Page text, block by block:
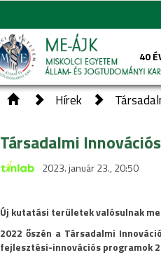
40
Hírek
Társadalmi
2023. január 23., 20:50
Új kutatási területek valósulnak
2022 őszén a Társadalmi
fejlesztési-innovációs programok